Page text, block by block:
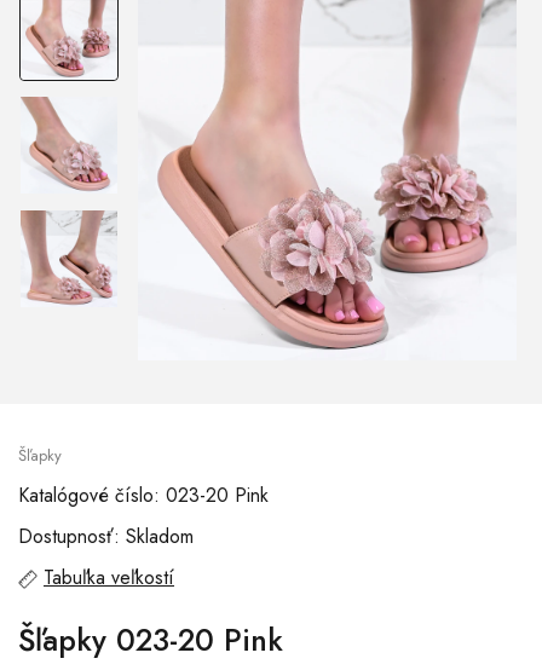
Šľapky
Katalógové číslo: 023-20 Pink
Dostupnosť: Skladom
Tabuľka veľkostí
Šľapky 023-20 Pink